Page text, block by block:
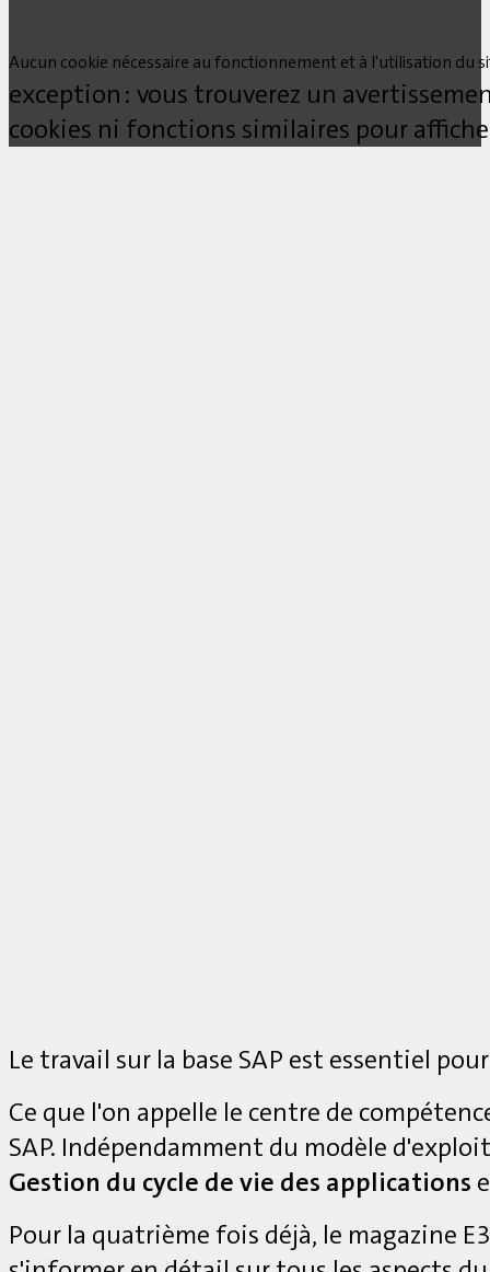
Aucun cookie nécessaire au fonctionnement et à l'utilisation du
exception : vous trouverez un
cookies ni fonctions similaires pour
Le travail sur la base SAP est essentiel
Ce que l'on appelle le centre de
SAP. Indépendamment du modèle
Gestion du cycle de vie des applications
Pour la quatrième fois déjà, le magazine